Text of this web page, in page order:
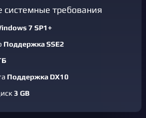
требования
7 SP1+
Поддержка SSE2
Поддержка DX10
3 GB